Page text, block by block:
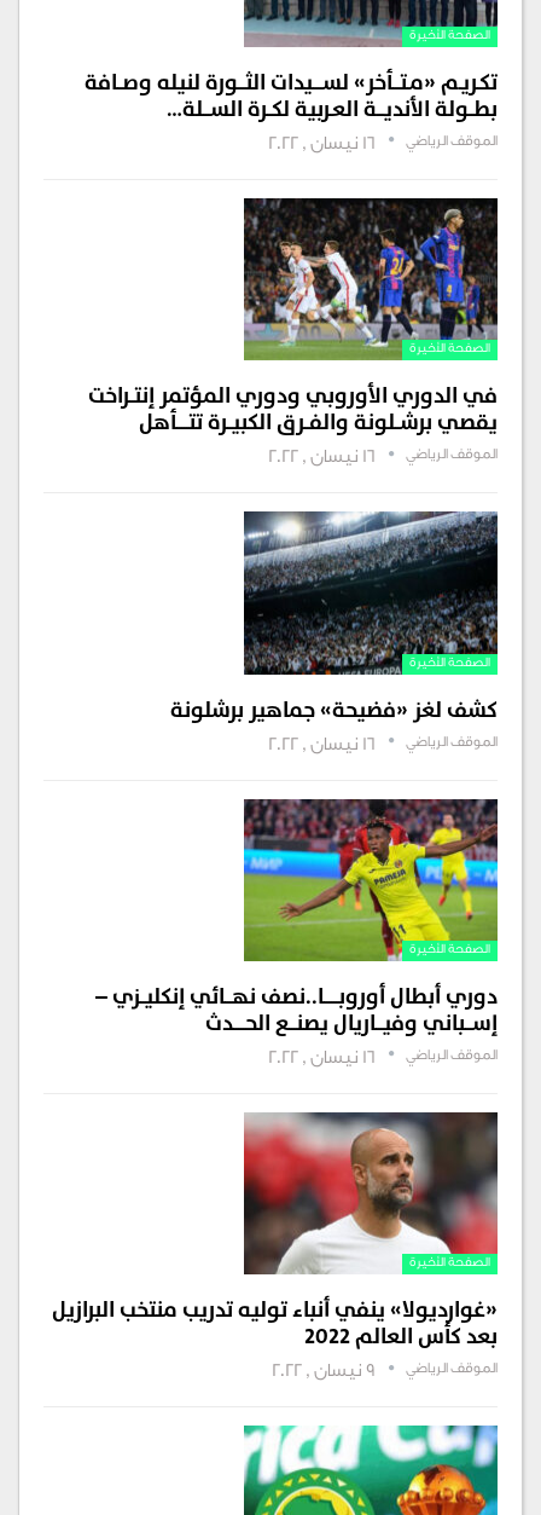
الصفحة الأخيرة
تكـريـم «مـتـــأخر» لســــيدات الثـــورة لنيله وصــافة
بطــولة الأنديـــة العـربية لكــرة الســـلة…
الموقف الرياضي 16 نيسان , 2022
الصفحة الأخيرة
في الدوري الأوروبي ودوري المؤتمر إنتــراخت
يقصي برشــلونة والفــرق الكبيــرة تتـــــأهل
الموقف الرياضي 16 نيسان , 2022
الصفحة الأخيرة
كشف لغز «فضيحة» جماهير برشلونة
الموقف الرياضي 16 نيسان , 2022
الصفحة الأخيرة
دوري أبطال أوروبــــــا..نصف نهـــائي إنكليــزي –
إســـباني وفيـــاريال يصنـــع الحـــــدث
الموقف الرياضي 16 نيسان , 2022
الصفحة الأخيرة
«غوارديولا» ينفي أنباء توليه تدريب منتخب البرازيل
بعد كأس العالم 2022
الموقف الرياضي